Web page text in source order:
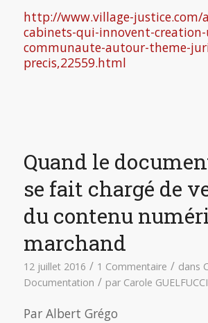
http://www.village-justice.com/
cabinets-qui-innovent-creation-
communaute-autour-theme-
precis,22559.html
Quand le
se fait chargé de
du contenu
marchand
12 juillet 2016 / 1 Commentaire / dans
Documentation / par Carole GUELFUCCI
Par Albert Grégo